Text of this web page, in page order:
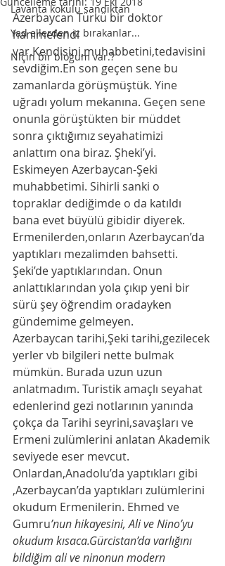
Lavanta kokulu sandıktan
Yad ellerden iz bırakanlar...
Niçin bir bloğum var.?
Azerbaycan Türkü bir doktor
hanımefendi
var.Kendisini,muhabbetini,tedavisini
sevdiğim.En son geçen sene bu
zamanlarda görüşmüştük. Yine
uğradı yolum mekanına. Geçen sene
onunla görüştükten bir müddet
sonra çıktığımız seyahatimizi
anlattım ona biraz. Şheki’yi.
Eskimeyen Azerbaycan-Şeki
muhabbetimi. Sihirli sanki o
topraklar dediğimde o da katıldı
bana evet büyülü gibidir diyerek.
Ermenilerden,onların Azerbaycan’da
yaptıkları mezalimden bahsetti.
Şeki’de yaptıklarından. Onun
anlattıklarından yola çıkıp yeni bir
sürü şey öğrendim oradayken
gündemime gelmeyen.
Azerbaycan tarihi,Şeki tarihi,gezilecek
yerler vb bilgileri nette bulmak
mümkün. Burada uzun uzun
anlatmadım. Turistik amaçlı seyahat
edenlerind gezi notlarının yanında
çokça da Tarihi seyrini,savaşları ve
Ermeni zulümlerini anlatan Akademik
seviyede eser mevcut.
Onlardan,Anadolu’da yaptıkları gibi
,Azerbaycan’da yaptıkları zulümlerini
okudum Ermenilerin. Ehmed ve
Gumru’nun hikayesini, Ali ve Nino’yu
okudum kısaca.Gürcistan’da varlığını
bildiğim ali ve ninonun modern